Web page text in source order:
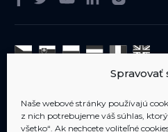
Spravovať
Naše webové stránky používajú
z nich potrebujeme váš súhlas,
všetko“. Ak nechcete voliteľné